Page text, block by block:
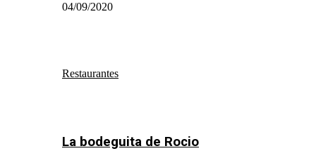
04/09/2020
Restaurantes
La bodeguita de Rocio